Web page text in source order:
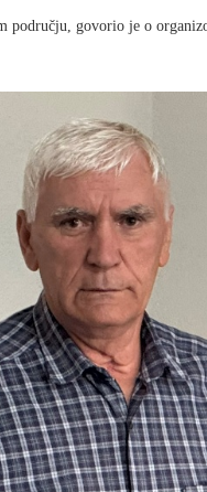
području, govorio je o